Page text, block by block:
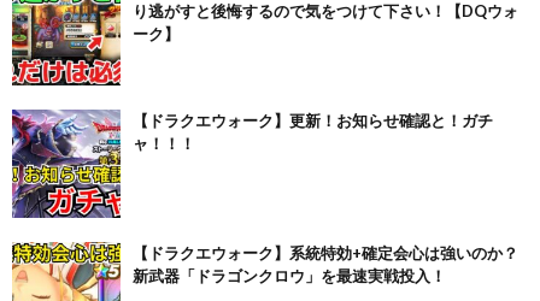
り逃がすと後悔するので気をつけて下さい！【DQウォ
ーク】
【ドラクエウォーク】更新！お知らせ確認と！ガチ
ャ！！！
【ドラクエウォーク】系統特効+確定会心は強いのか？
新武器「ドラゴンクロウ」を最速実戦投入！